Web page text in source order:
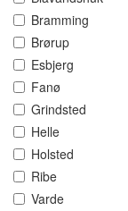
Bramming
Brørup
Esbjerg
Fanø
Grindsted
Helle
Holsted
Ribe
Varde